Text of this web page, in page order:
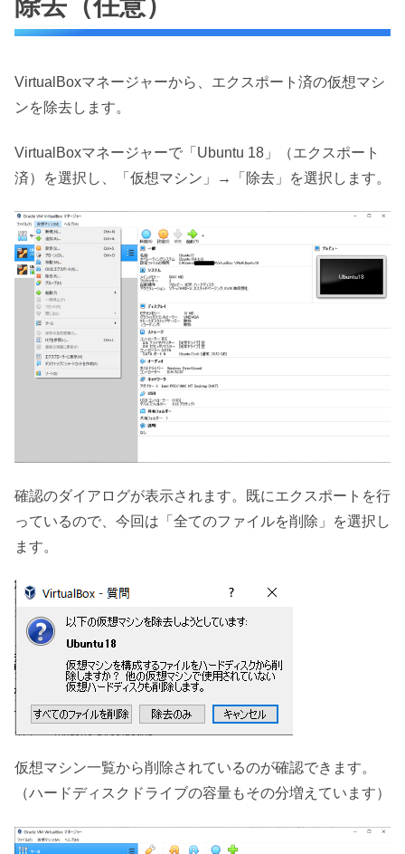
VirtualBoxマネージャーから、エクスポート済の仮想マシ
ンを除去します。
VirtualBoxマネージャーで「Ubuntu 18」（エクスポート
済）を選択し、「仮想マシン」→「除去」を選択します。
確認のダイアログが表示されます。既にエクスポートを行
っているので、今回は「全てのファイルを削除」を選択し
ます。
仮想マシン一覧から削除されているのが確認できます。
（ハードディスクドライブの容量もその分増えています）